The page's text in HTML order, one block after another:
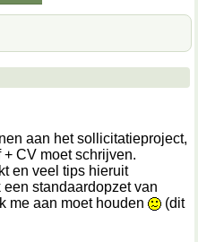
aan het sollicitatieproject,
CV moet schrijven.
en veel tips hieruit
standaardopzet van
me aan moet houden
(dit